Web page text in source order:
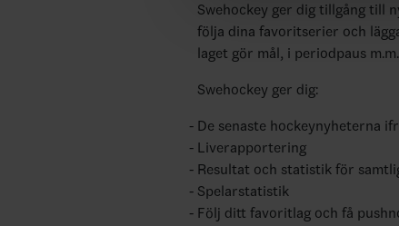
Swehockey ger dig tillgång till
följa dina favoritserier och
laget gör mål, i periodpaus m.m.
Swehockey ger dig:
De senaste hockeynyheterna
Liverapportering
Resultat och statistik för
Spelarstatistik
Följ ditt favoritlag och få